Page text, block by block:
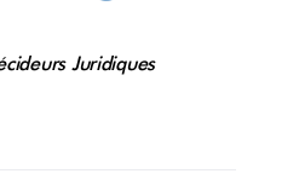
Juridiques